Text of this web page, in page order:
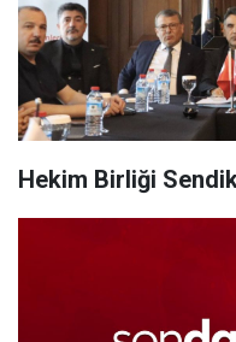
Hekim Birliği